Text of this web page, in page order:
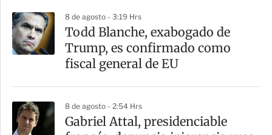
a
r
t
8 de agosto - 3:19 Hrs
Todd Blanche, exabogado de
Trump, es confirmado como
fiscal general de EU
8 de agosto - 2:54 Hrs
Gabriel Attal, presidenciable